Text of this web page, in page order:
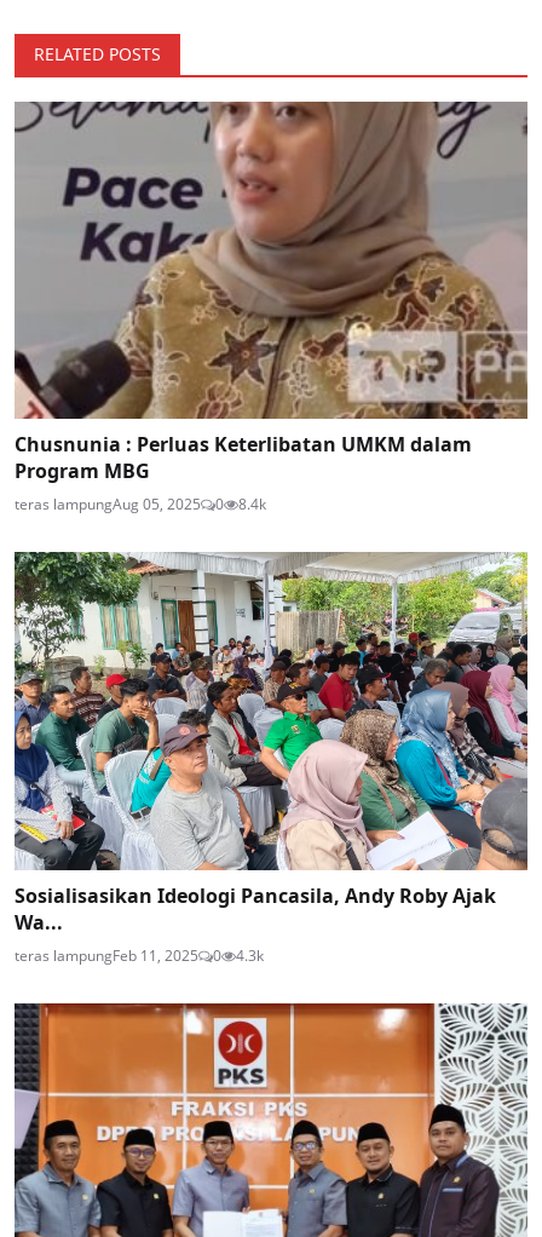
RELATED POSTS
Chusnunia : Perluas Keterlibatan UMKM dalam
Program MBG
teras lampungAug 05, 2025 0 8.4k
Sosialisasikan Ideologi Pancasila, Andy Roby Ajak
Wa...
teras lampungFeb 11, 2025 0 4.3k